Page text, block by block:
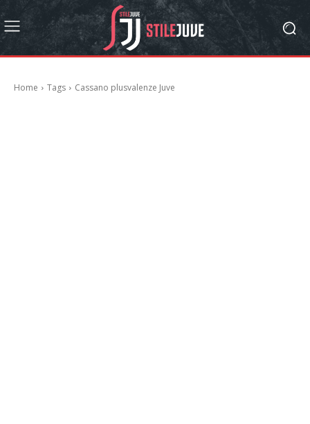
Home Tags Cassano plusvalenze Juve